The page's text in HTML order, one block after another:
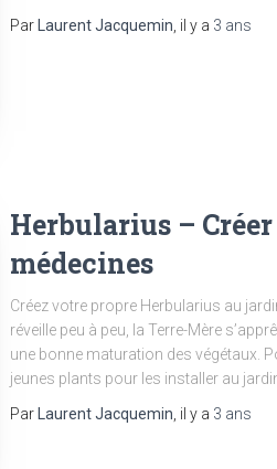
Par
Laurent Jacquemin , il y a 3 ans
Herbularius –
médecines
Créez votre propre Herbularius au
réveille peu à peu, la Terre-Mère
une bonne maturation des végétaux.
jeunes plants pour les installer au
Par
Laurent Jacquemin , il y a 3 ans